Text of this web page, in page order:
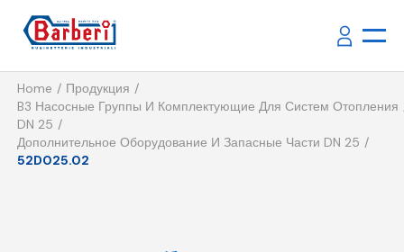
Home
Продукция
B3 Насосные Группы И Комплектующие Для Систем Отопления
DN 25
Дополнительное Оборудование И Запасные Части DN 25
52D025.02